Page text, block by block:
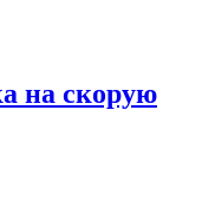
на скорую